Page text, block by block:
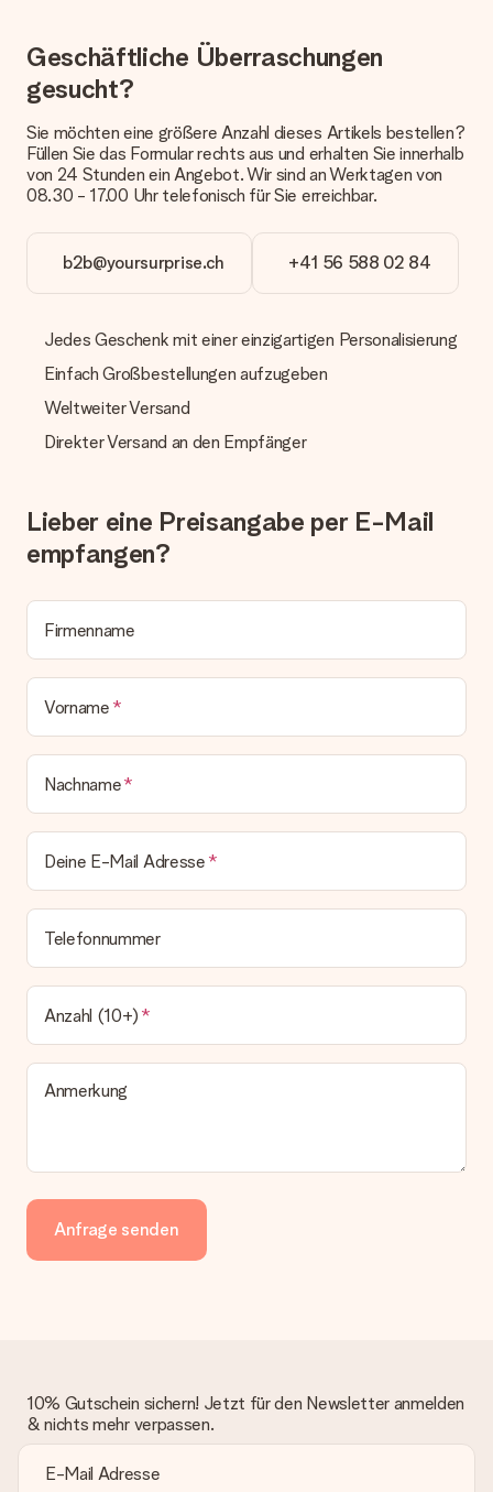
Zahlung
Wie kann ich meine Bestellung bezahlen?
Wir bieten die folgenden Zahlungsoptionen an: Vorauskasse
mit normaler Überweisung, Sofortüberweisung, Paypal,
Kreditkarte oder auf Rechnung über Klarna. Bei einer
manuellen Überweisung verlängert sich die Lieferzeit des
Geschenks jedoch um 3 Werktage.
Geschenk empfangen
Was, wenn das Geschenk meine Erwartungen nicht
erfüllt?
kontaktieren. Dort wird dir umgehend ein passender
Lösungsvorschlag unterbreitet.
Wird die Rechnung mit der Bestellung mitverschickt?
Alle Lieferungen erfolgen ohne Rechnung und/oder
Lieferschein. Die Rechnung zu deiner Bestellung erhältst du
Geschenk also direkt beim Empfänger liefern lassen und es
bleibt eine echte Überraschung!
Geschäftliche Überraschungen
gesucht?
Sie möchten eine größere Anzahl dieses Artikels bestellen?
Füllen Sie das Formular rechts aus und erhalten Sie innerhalb
von 24 Stunden ein Angebot. Wir sind an Werktagen von
08.30 - 17.00 Uhr telefonisch für Sie erreichbar.
b2b@yoursurprise.ch +41 56 588 02 84
Jedes Geschenk mit einer einzigartigen Personalisierung
Einfach Großbestellungen aufzugeben
Weltweiter Versand
Direkter Versand an den Empfänger
Lieber eine Preisangabe per E-Mail
empfangen?
Firmenname
Vorname
Nachname
Deine E-Mail Adresse
Telefonnummer
Anzahl (10+)
Anmerkung
Anfrage senden
10% Gutschein sichern! Jetzt für den Newsletter anmelden
& nichts mehr verpassen.